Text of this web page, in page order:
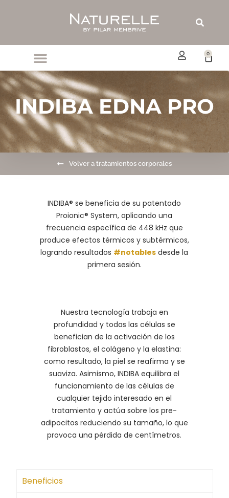
Buscar
0
INDIBA EDNA PRO
Volver a tratamientos corporales
INDIBA® se beneficia de su patentado
Proionic® System, aplicando una
frecuencia específica de 448 kHz que
produce efectos térmicos y subtérmicos,
logrando resultados #notables desde la
primera sesión.
Nuestra tecnología trabaja en
profundidad y todas las células se
benefician de la activación de los
fibroblastos, el colágeno y la elastina:
como resultado, la piel se reafirma y se
suaviza. Asimismo, INDIBA equilibra el
funcionamiento de las células de
cualquier tejido interesado en el
tratamiento y actúa sobre los pre-
adipocitos reduciendo su tamaño, lo que
provoca una pérdida de centímetros.
Beneficios